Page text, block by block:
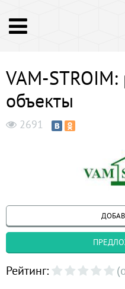
VAM-
объекты
2691
Рейтинг: